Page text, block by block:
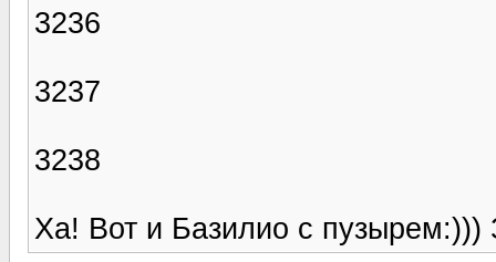
3236
3237
3238
Ха! Вот и Базилио с пузырем:)))